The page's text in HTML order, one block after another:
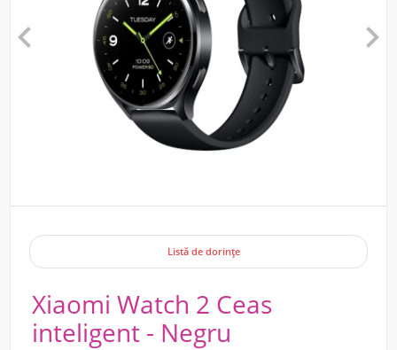
 
Listă de dorințe
Xiaomi Watch 2 Ceas
inteligent - Negru